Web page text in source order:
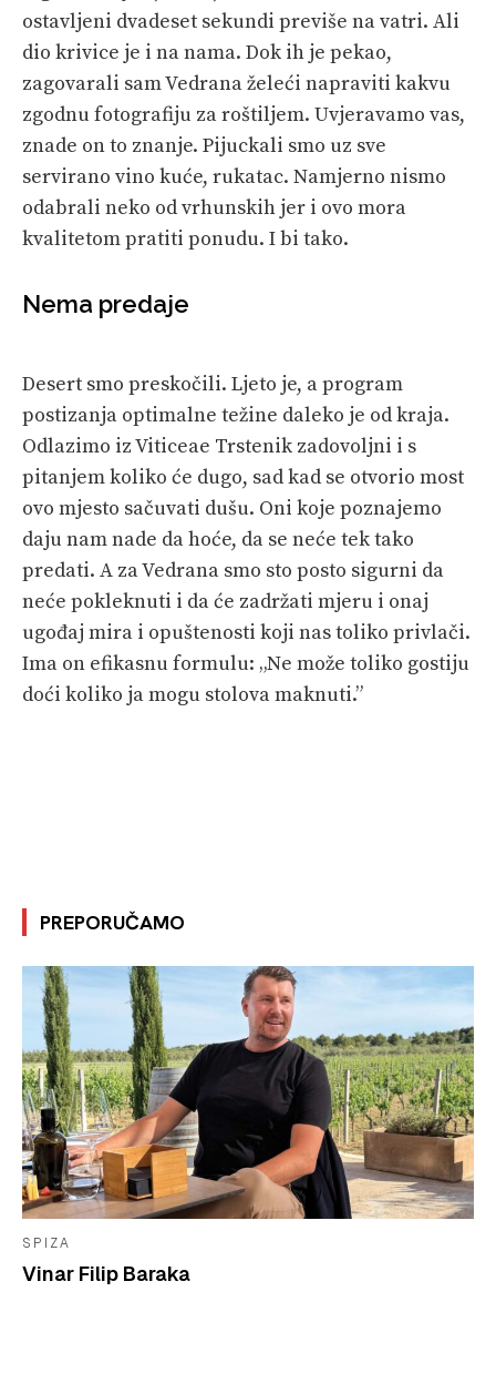
ostavljeni dvadeset sekundi previše na vatri. Ali
dio krivice je i na nama. Dok ih je pekao,
zagovarali sam Vedrana želeći napraviti kakvu
zgodnu fotografiju za roštiljem. Uvjeravamo vas,
znade on to znanje. Pijuckali smo uz sve
servirano vino kuće, rukatac. Namjerno nismo
odabrali neko od vrhunskih jer i ovo mora
kvalitetom pratiti ponudu. I bi tako.
Nema predaje
Desert smo preskočili. Ljeto je, a program
postizanja optimalne težine daleko je od kraja.
Odlazimo iz Viticeae Trstenik zadovoljni i s
pitanjem koliko će dugo, sad kad se otvorio most
ovo mjesto sačuvati dušu. Oni koje poznajemo
daju nam nade da hoće, da se neće tek tako
predati. A za Vedrana smo sto posto sigurni da
neće pokleknuti i da će zadržati mjeru i onaj
ugođaj mira i opuštenosti koji nas toliko privlači.
Ima on efikasnu formulu: „Ne može toliko gostiju
doći koliko ja mogu stolova maknuti.”
PREPORUČAMO
SPIZA
Vinar Filip Baraka